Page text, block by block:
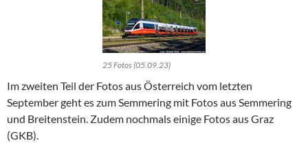
25 Fotos (05.09.23)
Im zweiten Teil der Fotos aus Österreich vom letzten
September geht es zum Semmering mit Fotos aus Semmering
und Breitenstein. Zudem nochmals einige Fotos aus Graz
(GKB).